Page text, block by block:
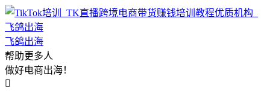
飞鸽出海
帮助更多人
做好电商出海！
